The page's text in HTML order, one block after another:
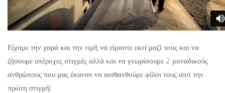
Είχαμε την χαρά και την τιμή να είμαστε εκεί μαζί τους και να
ζήσουμε υπέροχες στιγμές αλλά και να γνωρίσουμε 2 μοναδικούς
ανθρώπους που μας έκαναν να αισθανθούμε φίλοι τους από την
πρώτη στιγμή!